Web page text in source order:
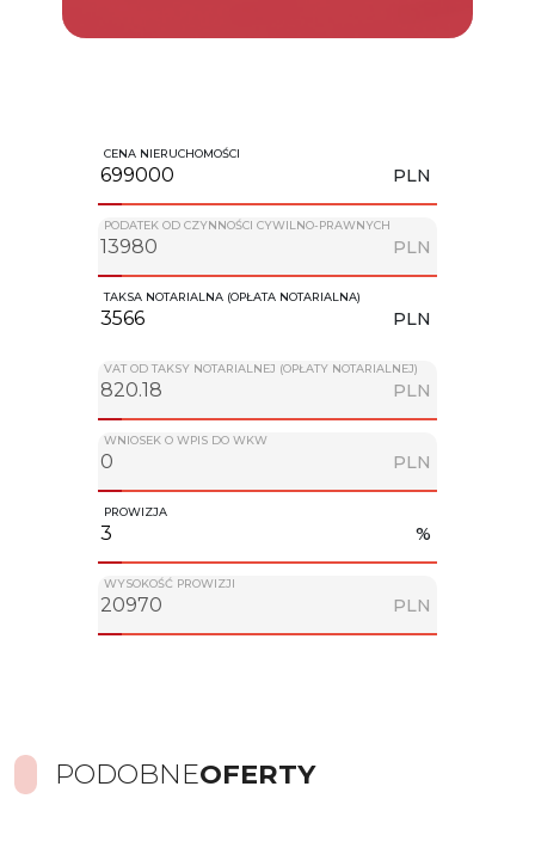
CENA NIERUCHOMOŚCI
PLN
PODATEK OD CZYNNOŚCI CYWILNO-PRAWNYCH
PLN
TAKSA NOTARIALNA (OPŁATA NOTARIALNA)
PLN
VAT OD TAKSY NOTARIALNEJ (OPŁATY NOTARIALNEJ)
PLN
WNIOSEK O WPIS DO WKW
PLN
PROWIZJA
%
WYSOKOŚĆ PROWIZJI
PLN
PODOBNEOFERTY